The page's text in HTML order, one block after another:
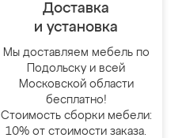
Доставка
и установка
Мы доставляем мебель по
Подольску и всей
Московской области
бесплатно!
Стоимость сборки мебели:
10% от стоимости заказа.